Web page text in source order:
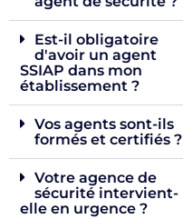
Est-il obligatoire
d'avoir un agent
SSIAP dans mon
établissement ?
Vos agents sont-ils
formés et certifiés ?
Votre agence de
sécurité intervient-
elle en urgence ?